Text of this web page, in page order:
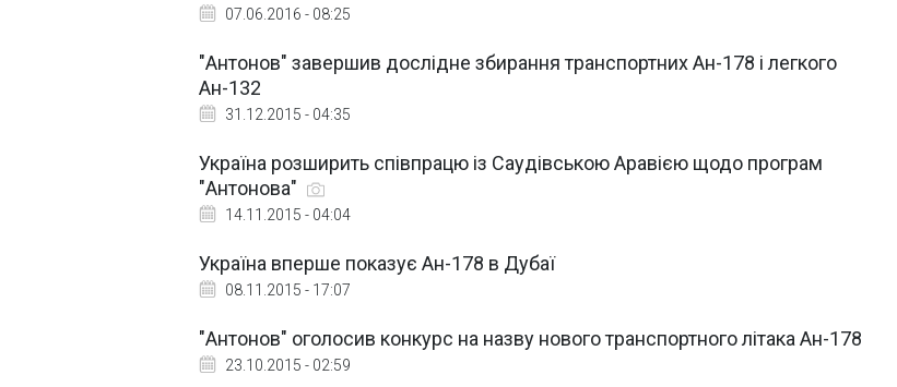
07.06.2016 - 08:25
"Антонов" завершив дослідне збирання транспортних Ан-178 і легкого
Ан-132
31.12.2015 - 04:35
Україна розширить співпрацю із Саудівською Аравією щодо програм
"Антонова"
14.11.2015 - 04:04
Україна вперше показує Ан-178 в Дубаї
08.11.2015 - 17:07
"Антонов" оголосив конкурс на назву нового транспортного літака Ан-178
23.10.2015 - 02:59